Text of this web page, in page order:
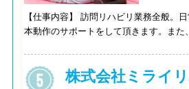
【仕事内容】 訪問リハビリ業務全般。
本動作のサポートをして頂きます。また
株式会社ミラ